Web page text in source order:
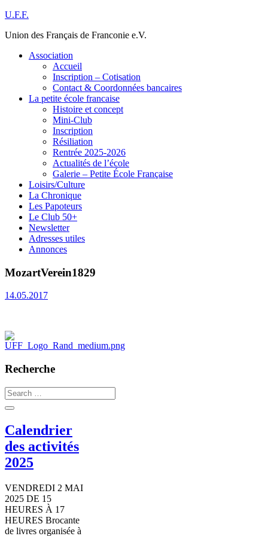
Skip
content
U.F.F.
Union des Français de Franconie e.V.
Association
Accueil
Inscription – Cotisation
Contact & Coordonnées bancaires
La petite école francaise
Histoire et concept
Mini-Club
Inscription
Résiliation
Rentrée 2025-2026
Actualités de l’école
Galerie – Petite École Française
Loisirs/Culture
La Chronique
Les Papoteurs
Le Club 50+
Newsletter
Adresses utiles
Annonces
MozartVerein1829
14.05.2017
Recherche
Search
for:
Calendrier
des activités
2025
VENDREDI 2 MAI
2025 DE 15
HEURES À 17
HEURES Brocante
de livres organisée à